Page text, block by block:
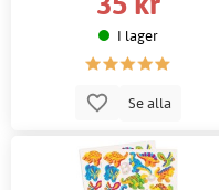
I lager
Se alla